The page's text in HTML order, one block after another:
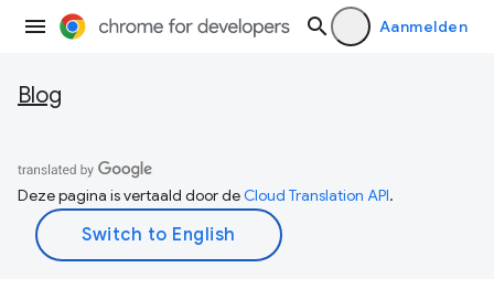
Aanmelden
Blog
Deze pagina is vertaald door deCloud Translation API.